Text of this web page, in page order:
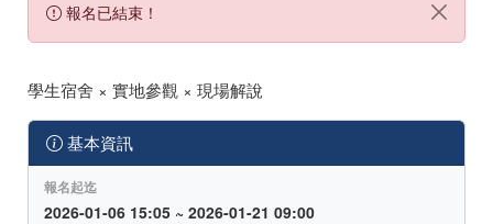
報名已結束！
學生宿舍 × 實地參觀 × 現場解說
基本資訊
報名起迄
2026-01-06 15:05 ~ 2026-01-21 09:00